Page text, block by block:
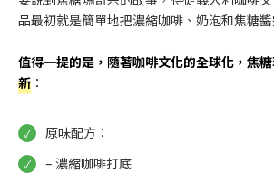
品最初就是簡單地把濃縮咖啡、奶泡和焦糖醬
值得一提的是，隨著咖啡文化的全球化，焦
新 ：
原味配方：
– 濃縮咖啡打底